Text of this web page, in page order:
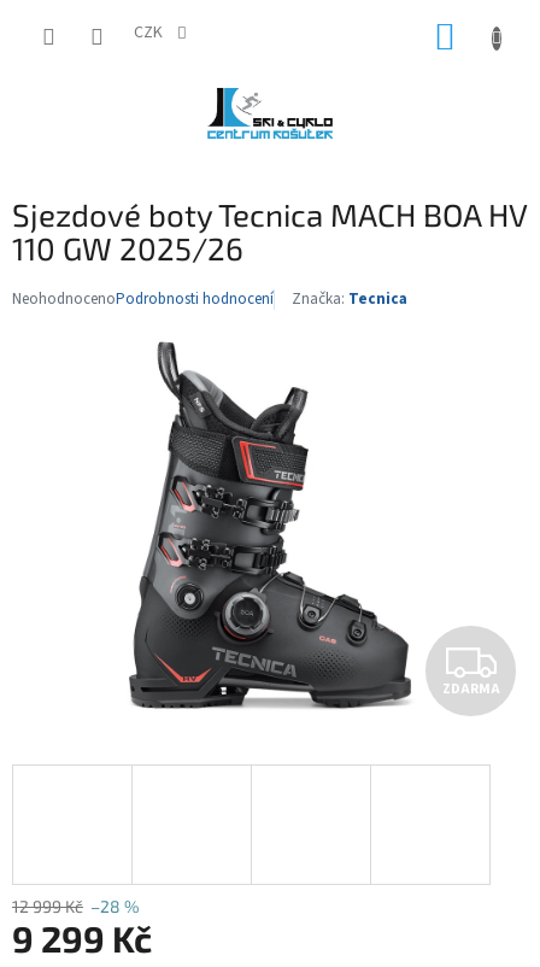
CZK
Sjezdové boty Tecnica MACH BOA HV
110 GW 2025/26
Průměrné
NeohodnocenoPodrobnosti hodnocení Značka: Tecnica
Z
D
ZDARMA
12 999 Kč –28 %
9 299 Kč